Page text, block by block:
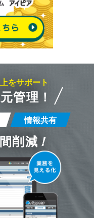
をサポート
管理！
情報共有
削減！